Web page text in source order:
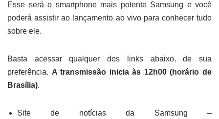
Esse será o smartphone mais potente Samsung e você
poderá assistir ao lançamento ao vivo para conhecer tudo
sobre ele.
Basta acessar qualquer dos links abaixo, de sua
preferência. A transmissão inicia às 12h00 (horário de
Brasília).
Site de notícias da Samsung –